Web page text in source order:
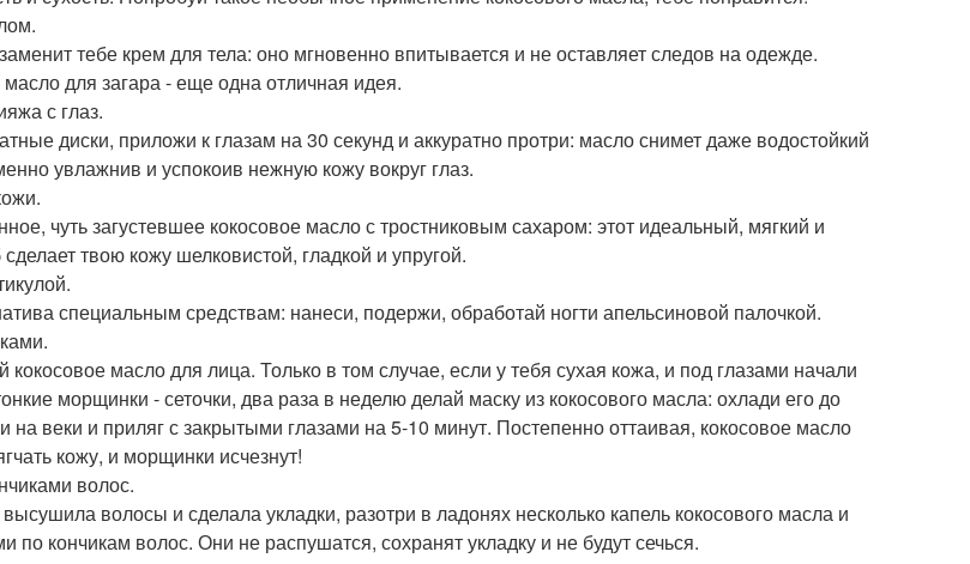
тебе крем для тела: оно мгновенно впитывается и не оставляет следов на одежде.
масло для загара - еще одна отличная идея.
с глаз.
диски, приложи к глазам на 30 секунд и аккуратно протри: масло снимет даже водостойкий
увлажнив и успокоив нежную кожу вокруг глаз.
чуть загустевшее кокосовое масло с тростниковым сахаром: этот идеальный, мягкий и
твою кожу шелковистой, гладкой и упругой.
специальным средствам: нанеси, подержи, обработай ногти апельсиновой палочкой.
кокосовое масло для лица. Только в том случае, если у тебя сухая кожа, и под глазами начали
морщинки - сеточки, два раза в неделю делай маску из кокосового масла: охлади его до
на веки и приляг с закрытыми глазами на 5-10 минут. Постепенно оттаивая, кокосовое масло
кожу, и морщинки исчезнут!
волос.
волосы и сделала укладки, разотри в ладонях несколько капель кокосового масла и
по кончикам волос. Они не распушатся, сохранят укладку и не будут сечься.